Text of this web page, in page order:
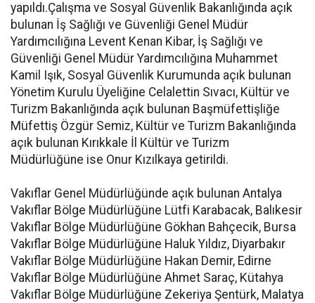
yapıldı.Çalışma ve Sosyal Güvenlik Bakanlığında açık
bulunan İş Sağlığı ve Güvenliği Genel Müdür
Yardımcılığına Levent Kenan Kibar, İş Sağlığı ve
Güvenliği Genel Müdür Yardımcılığına Muhammet
Kamil Işık, Sosyal Güvenlik Kurumunda açık bulunan
Yönetim Kurulu Üyeliğine Celalettin Sıvacı, Kültür ve
Turizm Bakanlığında açık bulunan Başmüfettişliğe
Müfettiş Özgür Semiz, Kültür ve Turizm Bakanlığında
açık bulunan Kırıkkale İl Kültür ve Turizm
Müdürlüğüne ise Onur Kızılkaya getirildi.
Vakıflar Genel Müdürlüğünde açık bulunan Antalya
Vakıflar Bölge Müdürlüğüne Lütfi Karabacak, Balıkesir
Vakıflar Bölge Müdürlüğüne Gökhan Bahçecik, Bursa
Vakıflar Bölge Müdürlüğüne Haluk Yıldız, Diyarbakır
Vakıflar Bölge Müdürlüğüne Hakan Demir, Edirne
Vakıflar Bölge Müdürlüğüne Ahmet Saraç, Kütahya
Vakıflar Bölge Müdürlüğüne Zekeriya Şentürk, Malatya